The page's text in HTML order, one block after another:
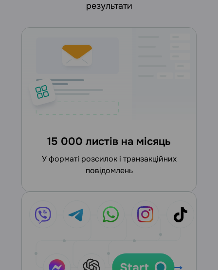
результати
15 000 листів на місяць
у форматі розсилок і транзакційних
повідомлень